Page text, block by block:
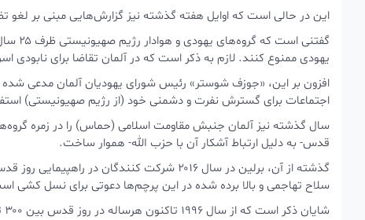
این در حالی است که اوایل هفته گذشته نیز گزارش‌هایی مبنی بر لغو
یهودی ممنوع کنند. لازم به ذکر است که در آلمان تقاضا برای نابودی
افزون بر این، «جوزف شوستر» رئیس شورای یهودیان آلمان مدعی
اجتماعات برای گسترش نفرت و دشمنی خود (از رژیم صهیونیستی)
سال گذشته نیز آلمان جنبش مقاومت اسلامی (حماس) را در زمره
قدس- به دلیل ارتباط آشکار آن با حزب الله- هموار ساخت.
گذشته از آن، برلین در سال ۲۰۱۶ شرکت
سلاح تهاجمی و بالا برده شده در این پرچم‌ها دعوتی برای نسل کشی
شایان ذکر است که از سال ۱۹۹۶ تاکنون هرساله در روز قدس بین ۳۰۰ تا یک هزار زن و مرد مسلمان در شهر برلین راهپیمایی کرده‌اند.